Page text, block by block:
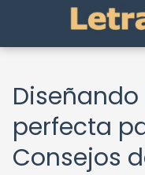
perfecta
Consejos